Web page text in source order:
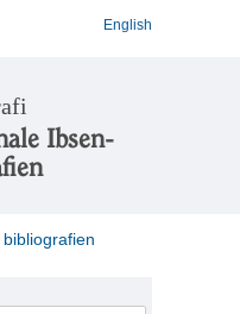
English
Ibsen-
bibliografien